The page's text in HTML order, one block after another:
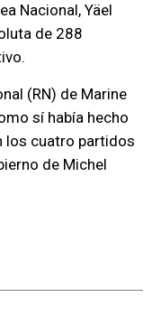
Nacional, Yäel
de 288
(RN) de Marine
sí había hecho
los cuatro partidos
de Michel